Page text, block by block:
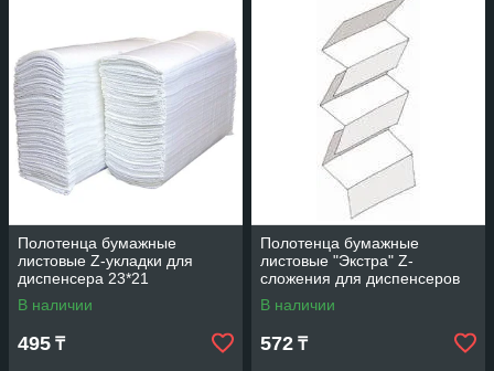
Полотенца бумажные
листовые Z-укладки для
диспенсера 23*21
В наличии
495 ₸
Полотенца бумажные
листовые "Экстра" Z-
сложения для диспенсеров
В наличии
572 ₸